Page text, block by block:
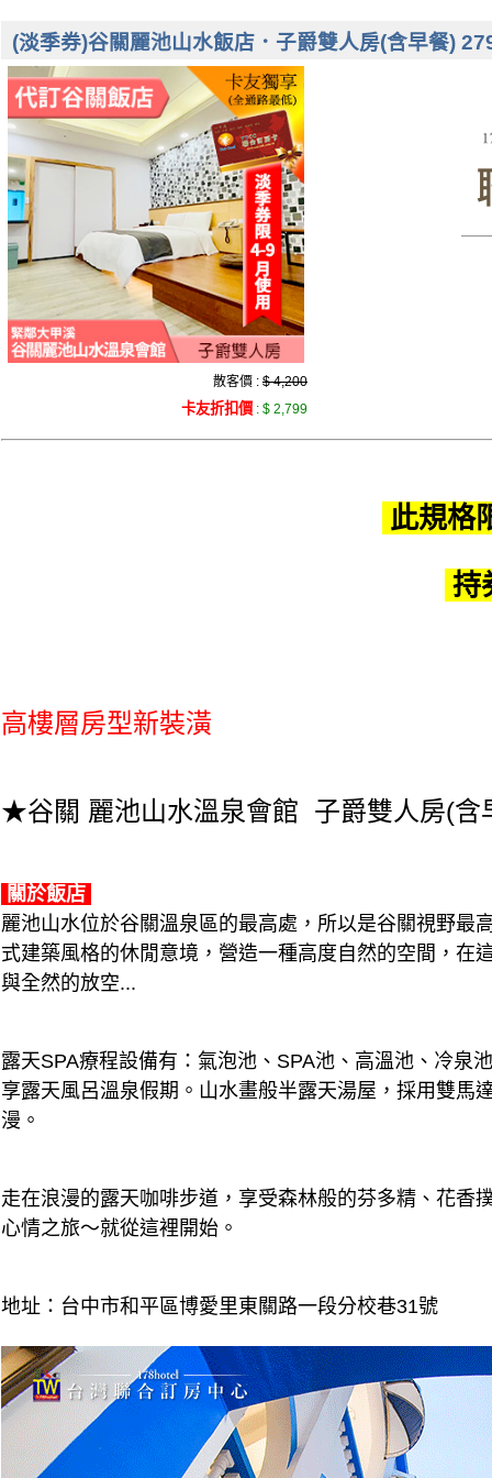
(淡季券)谷關麗池山水飯店．子爵雙人房(含早餐)
散客價 : $ 4,200
卡友折扣價 : $ 2,799
此規格
持
高樓層房型新裝潢
★谷關 麗池山水溫泉會館 子爵雙人房(
關於飯店
麗池山水位於谷關溫泉區的最高處，所以是谷關視野最
式建築風格的休閒意境，營造一種高度自然的空間，在
與全然的放空...
露天SPA療程設備有：氣泡池、SPA池、高溫池、冷
享露天風呂溫泉假期。山水畫般半露天湯屋，採用雙馬
漫。
走在浪漫的露天咖啡步道，享受森林般的芬多精、花香
心情之旅～就從這裡開始。
地址：台中市和平區博愛里東關路一段分校巷31號